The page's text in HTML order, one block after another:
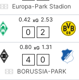
Europa-Park Stadion
0.42 xG 2.53
0 2
0.80 xG 1.31
4 0
BORUSSIA-PARK